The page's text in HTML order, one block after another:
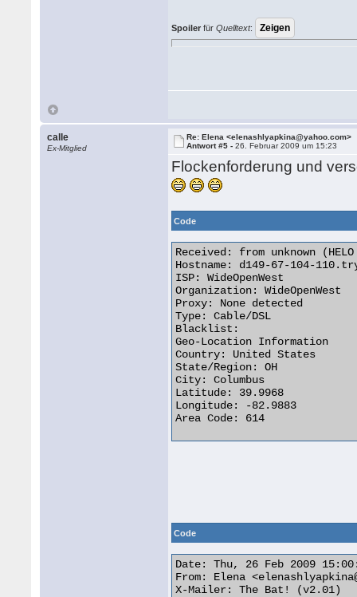
Spoiler fürQuelltext:
calle
Ex-Mitglied
Re: Elena <elenashlyapkina@yahoo.com>
Antwort #5 -26. Februar 2009 um 15:23
Flockenforderung und
Code
Received: from unknown
Hostname: d149-67-104-
ISP: WideOpenWest
Organization: WideOpenWest
Proxy: None detected
Type: Cable/DSL
Blacklist:
Geo-Location Information
Country: United States
State/Region: OH
City: Columbus
Latitude: 39.9968
Longitude: -82.9883
Area Code: 614
Code
Date: Thu, 26 Feb 2009
From: Elena
X-Mailer: The Bat! (v2.01)